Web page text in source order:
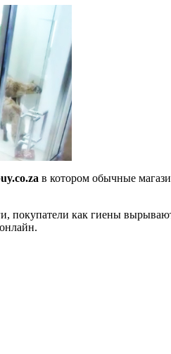
в котором обычные
покупатели как гиены